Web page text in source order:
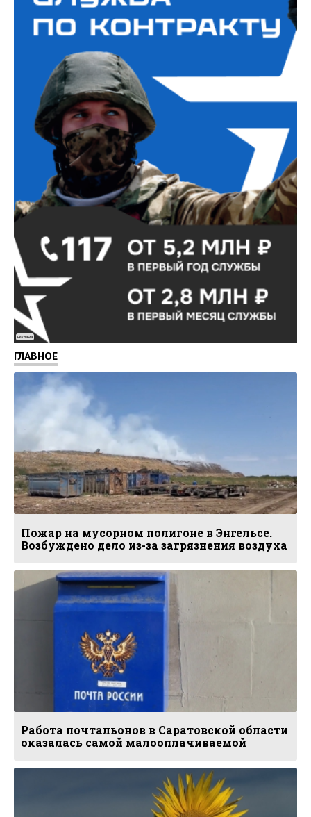
Реклама
ГЛАВНОЕ
Пожар на мусорном полигоне в Энгельсе.
Возбуждено дело из-за загрязнения воздуха
Работа почтальонов в Саратовской области
оказалась самой малооплачиваемой